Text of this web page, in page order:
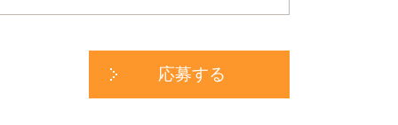
応募する